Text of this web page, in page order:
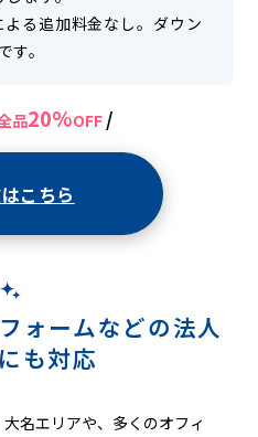
よる追加料金なし。ダウン
す。
品20%OFF /
こちら
ォームなどの法人
も対応
名エリアや、多くのオフィ